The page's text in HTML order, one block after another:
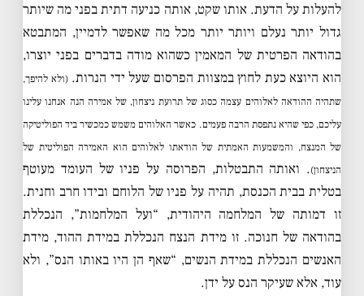
להעלות על הדעת. אותו שקט, אותה כניעה דתית בפני מה שיותר
גדול יותר נעלם ויותר יותר מכל מה שאפשר לדמיין, המתבטא
בהודאה הפרטית של המאמין כשהוא מודה בדברים בפני יוצרו,
הוא היוצא כעת לחוץ במצוות הפרסום שעל ידי הנרות.(ולא להיפך,
שתהיה ההודאה לאלוהים עצמה כסוג של תרועת ניצחון, של אמירה הנה אנחנו עלינו
עליכם, כפי שהיא נתפסת הרבה פעמים. כאשר האלוהים משמש כמכשיר ביד הפוליטיקה
של המנצח, והמשמעות האמתית של הודאתו לאלוהים הוא האמירה הפוליטית של
הניצחון). ואותה התבטלות, הפרוסה על פניו של העומד מעוטף
בטלית בבית הכנסת, תהיה על פניו של הלוחם ובידו חרב וחנית.
זו דמותה של המלחמה היהודית, “ועל המלחמות”, הנכללת
בהודאה של חנוכה. זו מידת הנצח הנכללת במידת ההוד, מידת
האנשים הנכללת במידת הנשים, “שאף הן היו באותו הנס”, ולא
עוד, אלא שעיקר הנס על ידן.